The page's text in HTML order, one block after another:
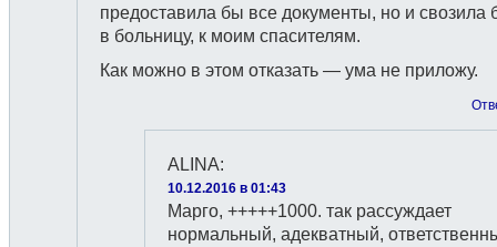
предоставила бы все документы, но и свозила
в больницу, к моим спасителям.
Как можно в этом отказать — ума не приложу.
ALINA:
10.12.2016 в 01:43
Марго, +++++1000. так рассуждает
нормальный, адекватный,